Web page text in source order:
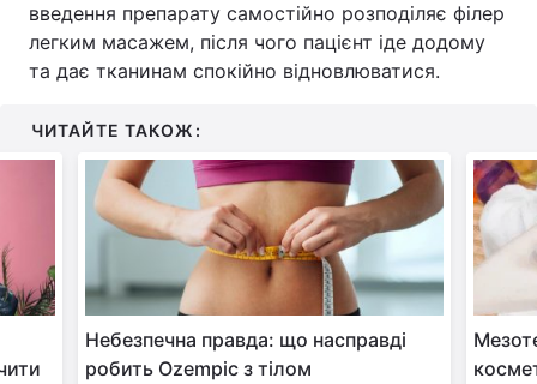
введення препарату самостійно розподіляє філер
легким масажем, після чого пацієнт іде додому
та дає тканинам спокійно відновлюватися.
ЧИТАЙТЕ ТАКОЖ:
Небезпечна правда: що насправді
робить Ozempic з тілом